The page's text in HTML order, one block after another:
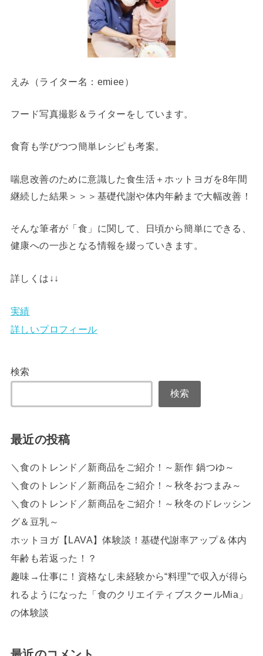
えみ（ライター名：emiee）
フード写真撮影＆ライターをしています。
食育も学びつつ簡単レシピも考案。
喘息改善のために意識した食生活＋ホットヨガを8年間
継続した結果＞＞＞基礎代謝や体内年齢まで大幅改善！
そんな筆者が「食」に関して、日頃から簡単にできる、
健康への一歩となる情報を綴っていきます。
詳しくは↓↓
実績
詳しいプロフィール
検索
検索
最近の投稿
＼食のトレンド／新商品をご紹介！～新作 鍋つゆ～
＼食のトレンド／新商品をご紹介！～秋冬おつまみ～
＼食のトレンド／新商品をご紹介！～秋冬のドレッシン
グ＆豆乳～
ホットヨガ【LAVA】体験談！基礎代謝率アップ＆体内
年齢も若返った！？
趣味→仕事に！資格なし未経験から“料理”で収入が得ら
れるようになった「食のクリエイティブスクールMia」
の体験談